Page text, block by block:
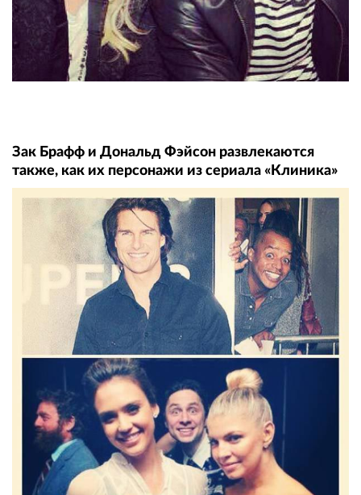
Зак Брафф и Дональд Фэйсон развлекаются
также, как их персонажи из сериала «Клиника»